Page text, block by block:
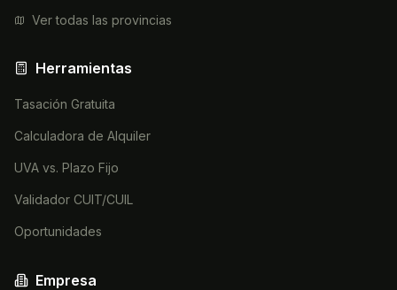
Ver todas las provincias
Herramientas
Tasación Gratuita
Calculadora de Alquiler
UVA vs. Plazo Fijo
Validador CUIT/CUIL
Oportunidades
Empresa